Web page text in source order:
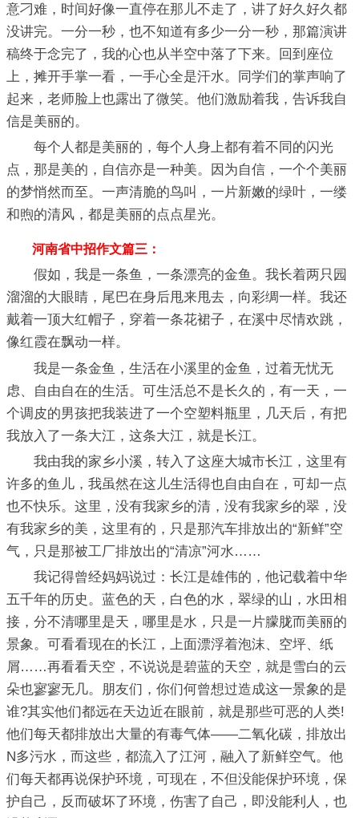
意刁难，时间好像一直停在那儿不走了，讲了好久好久都
没讲完。一分一秒，也不知道有多少一分一秒，那篇演讲
稿终于念完了，我的心也从半空中落了下来。回到座位
上，摊开手掌一看，一手心全是汗水。同学们的掌声响了
起来，老师脸上也露出了微笑。他们激励着我，告诉我自
信是美丽的。
每个人都是美丽的，每个人身上都有着不同的闪光
点，那是美的，自信亦是一种美。因为自信，一个个美丽
的梦悄然而至。一声清脆的鸟叫，一片新嫩的绿叶，一缕
和煦的清风，都是美丽的点点星光。
河南省中招作文篇三：
假如，我是一条鱼，一条漂亮的金鱼。我长着两只园
溜溜的大眼睛，尾巴在身后甩来甩去，向彩绸一样。我还
戴着一顶大红帽子，穿着一条花裙子，在溪中尽情欢跳，
像红霞在飘动一样。
我是一条金鱼，生活在小溪里的金鱼，过着无忧无
虑、自由自在的生活。可生活总不是长久的，有一天，一
个调皮的男孩把我装进了一个空塑料瓶里，几天后，有把
我放入了一条大江，这条大江，就是长江。
我由我的家乡小溪，转入了这座大城市长江，这里有
许多的鱼儿，我虽然在这儿生活得也自由自在，可却一点
也不快乐。这里，没有我家乡的清，没有我家乡的翠，没
有我家乡的美，这里有的，只是那汽车排放出的“新鲜”空
气，只是那被工厂排放出的“清凉”河水……
我记得曾经妈妈说过：长江是雄伟的，他记载着中华
五千年的历史。蓝色的天，白色的水，翠绿的山，水田相
接，分不清哪里是天，哪里是水，只是一片朦胧而美丽的
景象。可看看现在的长江，上面漂浮着泡沫、空坪、纸
屑……再看看天空，不说说是碧蓝的天空，就是雪白的云
朵也寥寥无几。朋友们，你们何曾想过造成这一景象的是
谁?其实他们都远在天边近在眼前，就是那些可恶的人类!
他们每天都排放出大量的有毒气体――二氧化碳，排放出
N多污水，而这些，都流入了江河，融入了新鲜空气。他
们每天都再说保护环境，可现在，不但没能保护环境，保
护自己，反而破坏了环境，伤害了自己，即没能利人，也